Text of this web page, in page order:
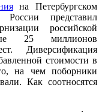
на Петербургском
России представил
российской
25 миллионов
Диверсификация
стоимости в
на чем поборники
Как соотносятся